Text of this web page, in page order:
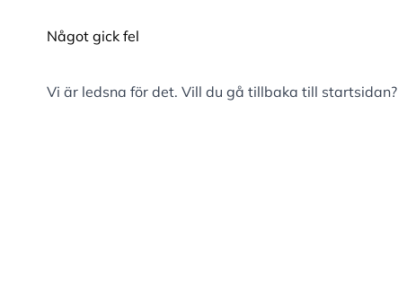
Något gick fel
Vi är ledsna för det. Vill du gå tillbaka till startsidan?